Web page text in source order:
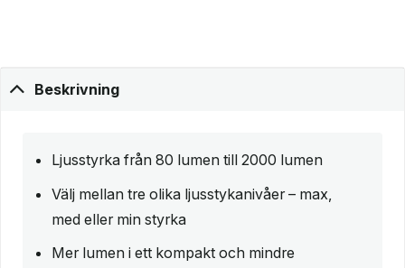
Beskrivning
Ljusstyrka från 80 lumen till 2000 lumen
Välj mellan tre olika ljusstykanivåer – max,
med eller min styrka
Mer lumen i ett kompakt och mindre